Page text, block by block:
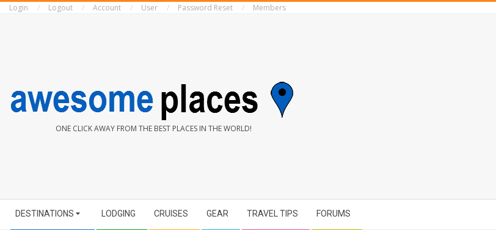
SkipLogin Logout Account User Password Reset Members
AWESOME
ONE CLICK AWAY FROM THE BEST PLACES IN THE WORLD!
Navigation
DESTINATIONS LODGING CRUISES GEAR TRAVEL TIPS FORUMS